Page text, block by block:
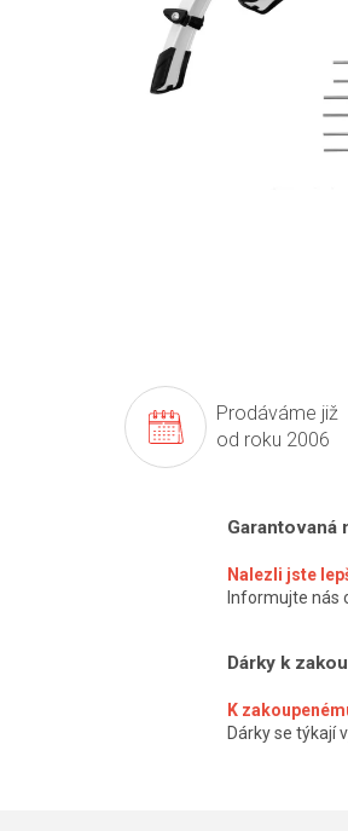
Prodáváme již
od roku 2006
Garantovaná
Nalezli jste
Informujte nás
Dárky k
K
Dárky se týkají